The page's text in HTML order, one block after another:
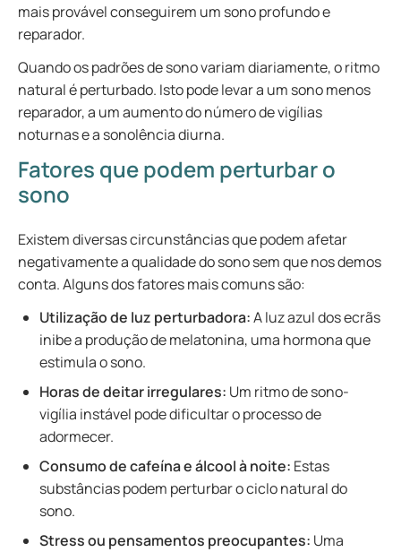
mais provável conseguirem um sono profundo e
reparador.
Quando os padrões de sono variam diariamente, o ritmo
natural é perturbado. Isto pode levar a um sono menos
reparador, a um aumento do número de vigílias
noturnas e a sonolência diurna.
Fatores que podem perturbar o
sono
Existem diversas circunstâncias que podem afetar
negativamente a qualidade do sono sem que nos demos
conta. Alguns dos fatores mais comuns são:
Utilização de luz perturbadora:A luz azul dos ecrãs
inibe a produção de melatonina, uma hormona que
estimula o sono.
Horas de deitar irregulares: Um ritmo de sono-
vigília instável pode dificultar o processo de
adormecer.
Consumo de cafeína e álcool à noite: Estas
substâncias podem perturbar o ciclo natural do
sono.
Stress ou pensamentos preocupantes: Uma